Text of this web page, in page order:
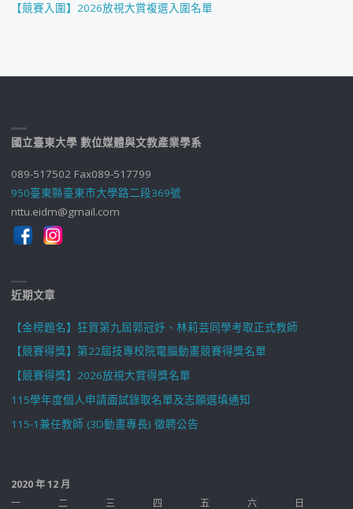
【競賽入圍】2026放視大賞複選入圍名單
國立臺東大學 數位媒體與文教產業學系
089-517502 Fax089-517799
950臺東縣臺東市大學路二段369號
nttu.eidm@gmail.com
近期文章
【金榜題名】狂賀第九屆郭冠妤、林莉芸同學考取正式教師
【競賽得獎】第22屆技專校院電腦動畫競賽得獎名單
【競賽得獎】2026放視大賞得獎名單
115學年度個人申請面試錄取名單及志願選填通知
115-1兼任教師 (3D動畫專長) 徵聘公告
2020 年 12 月
一
二 三 四 五 六 日